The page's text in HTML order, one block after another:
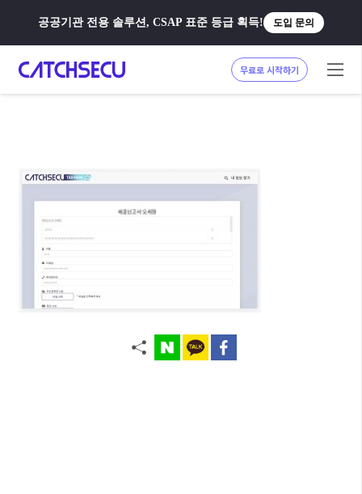
공공기관 전용 솔루션, CSAP 표준 등급 획득! 도입 문의
무료로 시작하기